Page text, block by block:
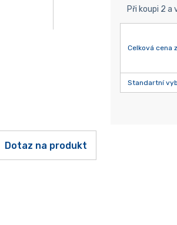
Při koupi 2 a
Celková cena
Standartní
Dotaz na produkt